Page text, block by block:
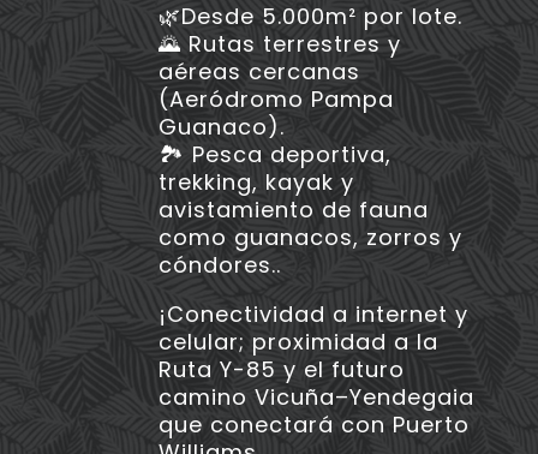
🌿Desde 5.000m² por lote.
🌄 Rutas terrestres y
aéreas cercanas
(Aeródromo Pampa
Guanaco).
🏞 Pesca deportiva,
trekking, kayak y
avistamiento de fauna
como guanacos, zorros y
cóndores..
¡Conectividad a internet y
celular; proximidad a la
Ruta Y-85 y el futuro
camino Vicuña–Yendegaia
que conectará con Puerto